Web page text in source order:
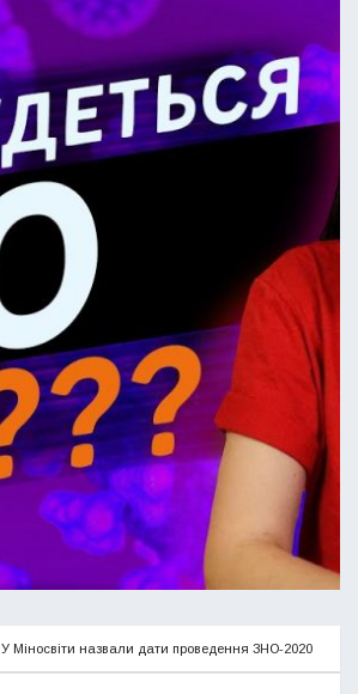
У Міносвіти назвали дати проведення ЗНО-2020